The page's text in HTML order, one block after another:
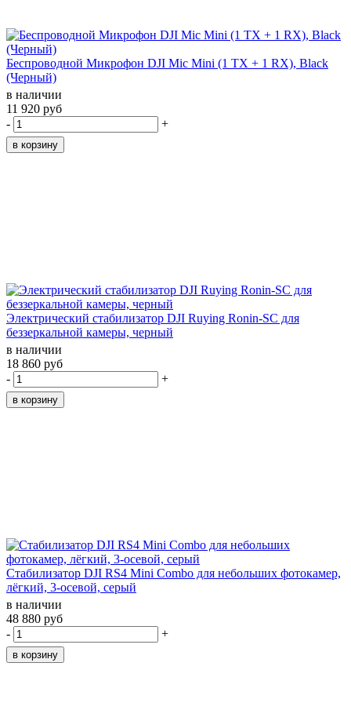
Беспроводной Микрофон DJI Mic Mini (1 TX + 1 RX), Black
(Черный)
в наличии
11 920 руб
-
+
Электрический стабилизатор DJI Ruying Ronin-SC для
беззеркальной камеры, черный
в наличии
18 860 руб
-
+
Стабилизатор DJI RS4 Mini Combo для небольших фотокамер,
лёгкий, 3-осевой, серый
в наличии
48 880 руб
-
+